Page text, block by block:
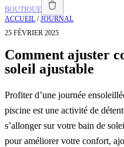
BOUTIQUE
ACCUEIL /JOURNAL
25 FÉVRIER 2025
Comment ajuster
soleil ajustable
Profiter d’une journée
piscine est une activité de
s’allonger sur votre bain de
pour améliorer votre confort,